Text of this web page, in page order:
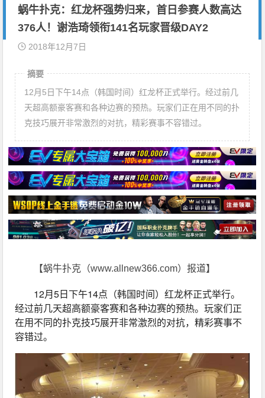
蜗牛扑克：红龙杯强势归来，首日参赛人数高达
376人！谢浩琦领衔141名玩家晋级DAY2
2018年12月7日
摘要
12月5日下午14点（韩国时间）红龙杯正式举行。经过前几
天超高额豪客赛和各种边赛的预热。玩家们正在用不同的扑
克技巧展开非常激烈的对抗，精彩赛事不容错过。
【蜗牛扑克（www.allnew366.com）报道】
12月5日下午14点（韩国时间）红龙杯正式举行。
经过前几天超高额豪客赛和各种边赛的预热。玩家们正
在用不同的扑克技巧展开非常激烈的对抗，精彩赛事不
容错过。